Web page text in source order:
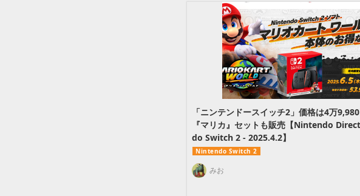
「ニンテンドースイッチ2」価格は4万
『マリカ』セットも販売【Nintendo
do Switch 2 - 2025.4.2】
Nintendo Switch 2
みお